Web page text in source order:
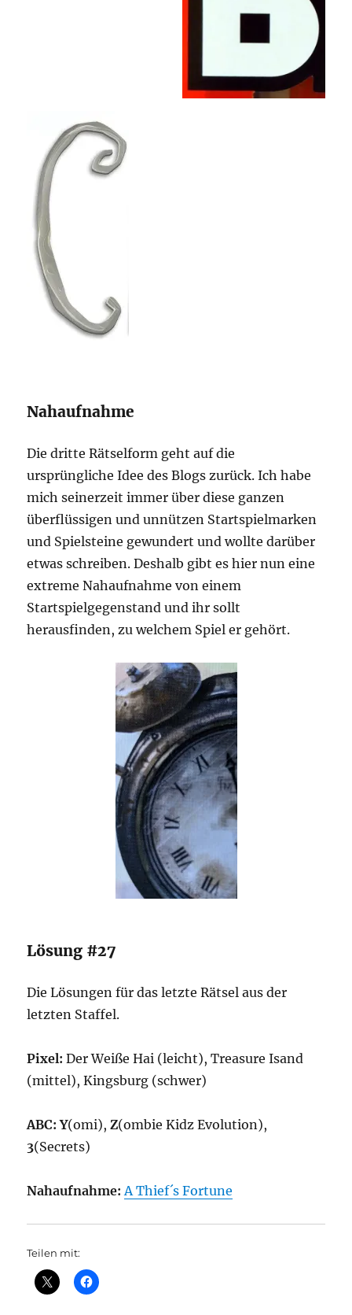
Nahaufnahme
Die dritte Rätselform geht auf die
ursprüngliche Idee des Blogs zurück. Ich habe
mich seinerzeit immer über diese ganzen
überflüssigen und unnützen Startspielmarken
und Spielsteine gewundert und wollte darüber
etwas schreiben. Deshalb gibt es hier nun eine
extreme Nahaufnahme von einem
Startspielgegenstand und ihr sollt
herausfinden, zu welchem Spiel er gehört.
Lösung #27
Die Lösungen für das letzte Rätsel aus der
letzten Staffel.
Pixel: Der Weiße Hai (leicht), Treasure Isand
(mittel), Kingsburg (schwer)
ABC: Y(omi),Z(ombie Kidz Evolution),
3(Secrets)
Nahaufnahme: A Thief´s Fortune
Teilen mit: